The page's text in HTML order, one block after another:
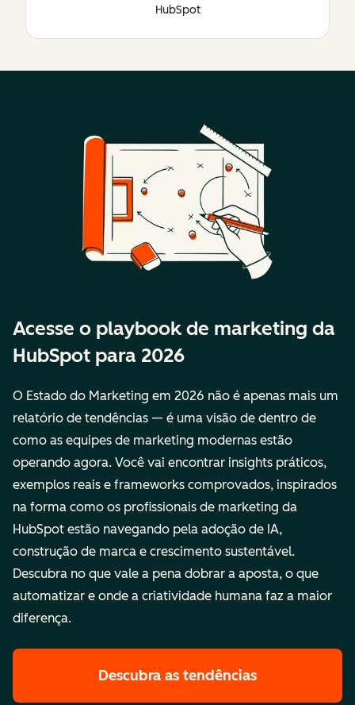
HubSpot
Acesse o playbook de marketing da
HubSpot para 2026
O Estado do Marketing em 2026 não é apenas mais um
relatório de tendências — é uma visão de dentro de
como as equipes de marketing modernas estão
operando agora. Você vai encontrar insights práticos,
exemplos reais e frameworks comprovados, inspirados
na forma como os profissionais de marketing da
HubSpot estão navegando pela adoção de IA,
construção de marca e crescimento sustentável.
Descubra no que vale a pena dobrar a aposta, o que
automatizar e onde a criatividade humana faz a maior
diferença.
Descubra as tendências